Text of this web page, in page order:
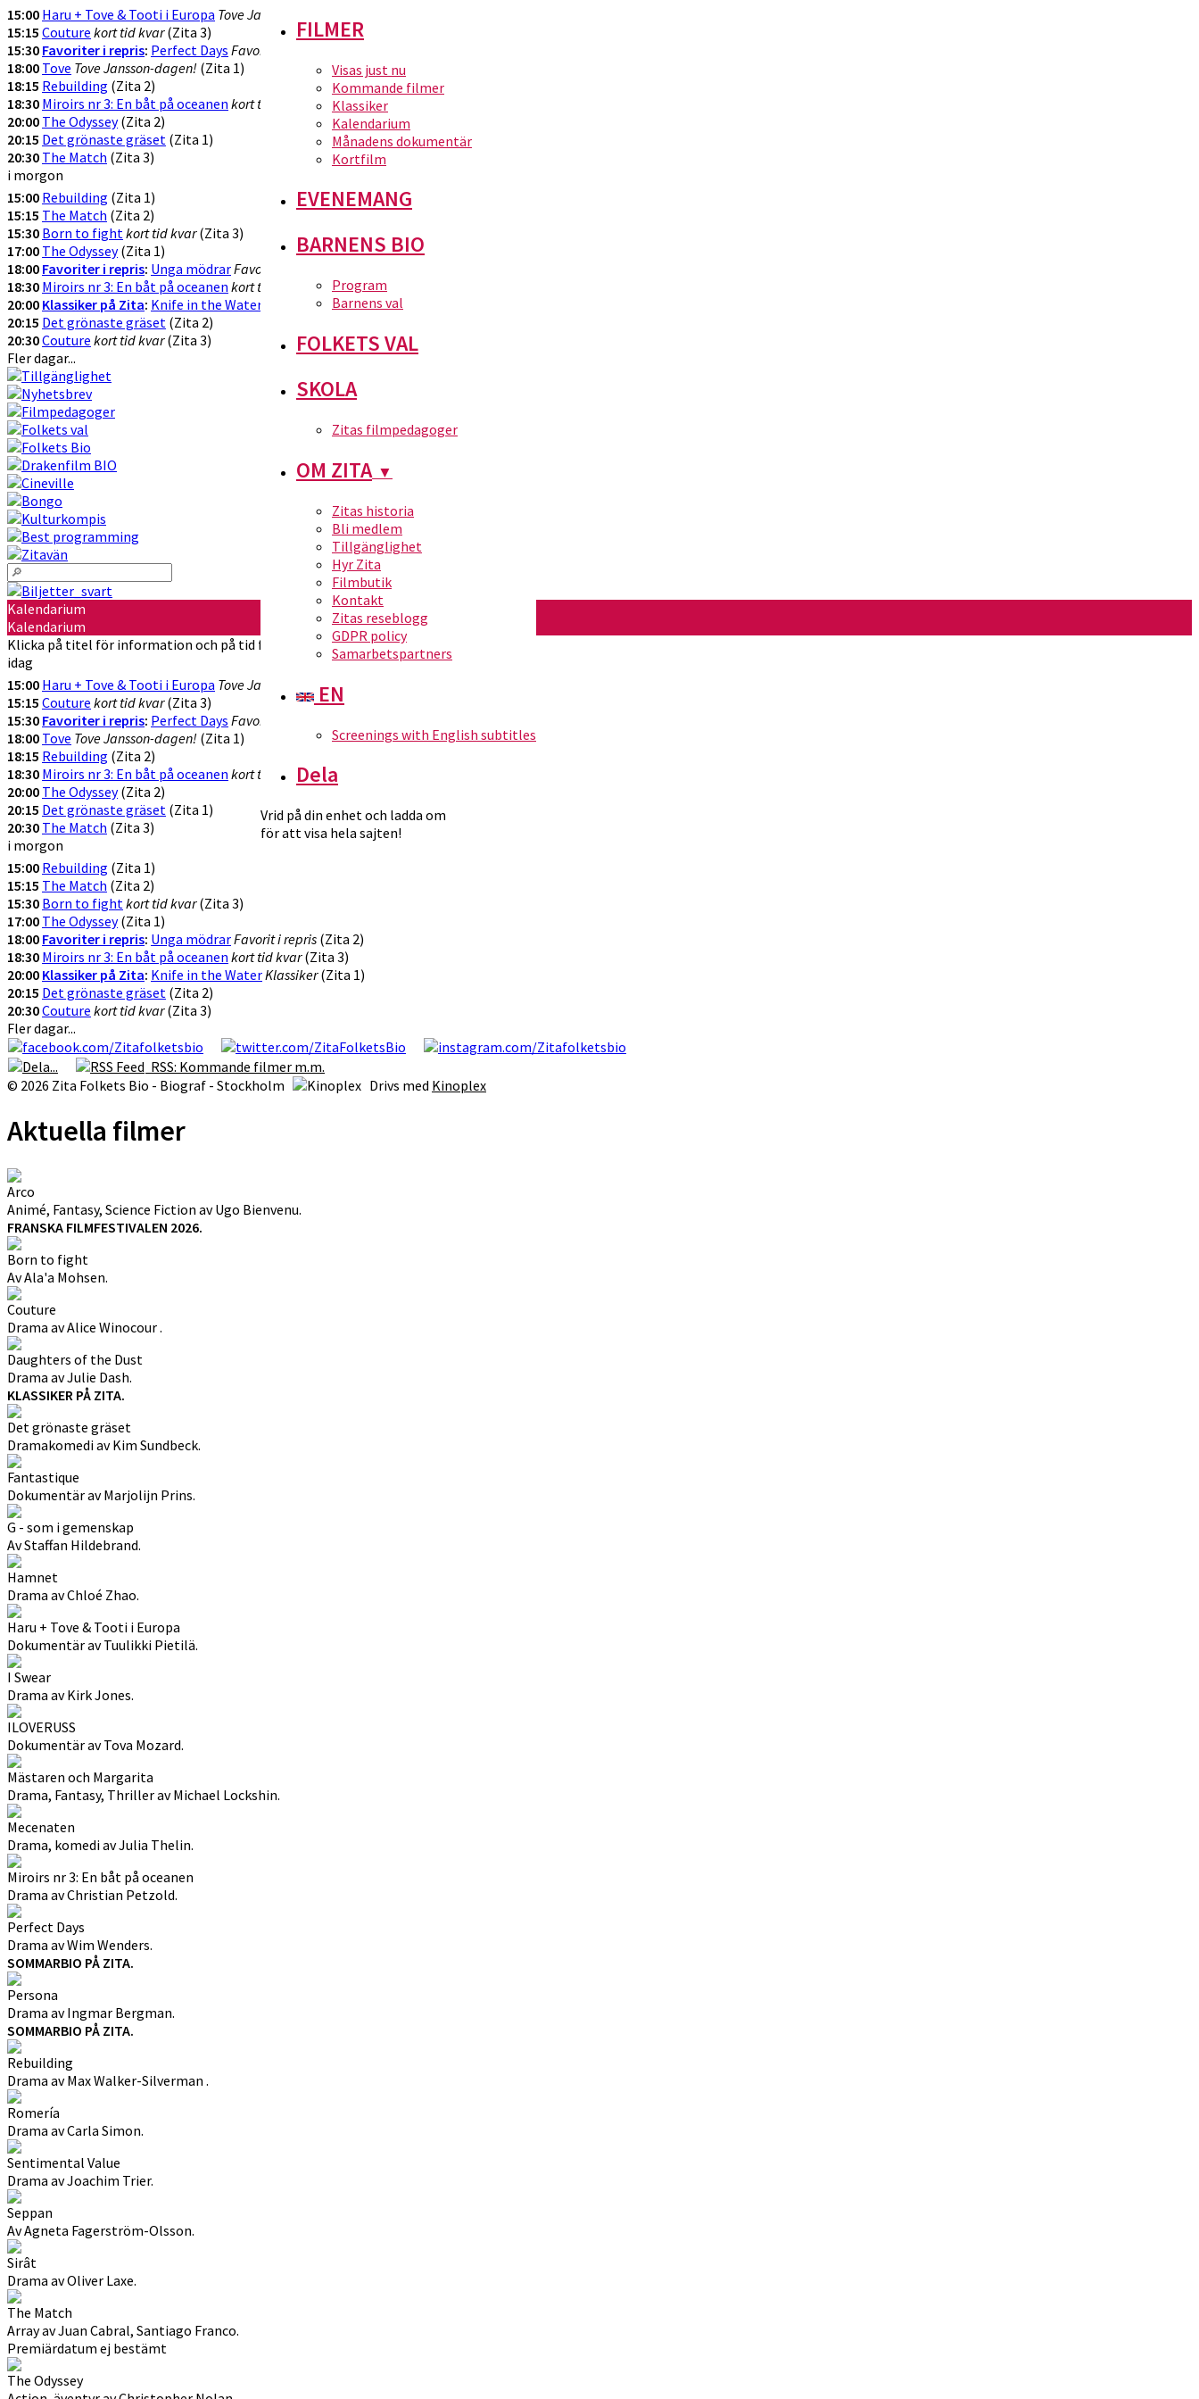
FILMER
Visas just nu
Kommande filmer
Klassiker
Kalendarium
Månadens dokumentär
Kortfilm
EVENEMANG
BARNENS BIO
Program
Barnens val
FOLKETS VAL
SKOLA
Zitas filmpedagoger
OM ZITA▼
Zitas historia
Bli medlem
Tillgänglighet
Hyr Zita
Filmbutik
Kontakt
Zitas reseblogg
GDPR policy
Samarbetspartners
EN
Screenings with English subtitles
Dela
Vrid på din enhet och ladda om
för att visa hela sajten!
15:00 Haru + Tove & Tooti i Europa Tove Jansson-dagen
15:15 Couture kort tid kvar(Zita 3)
15:30 Favoriter i repris: Perfect Days Favorit i repriis
18:00 Tove Tove Jansson-dagen! (Zita 1)
18:15 Rebuilding (Zita 2)
18:30 Miroirs nr 3: En båt på oceanen kort tid kvar
(Zita 3)
20:00 The Odyssey(Zita 2)
20:15 Det grönaste gräset (Zita 1)
20:30 The Match (Zita 3)
i morgon
15:00 Rebuilding (Zita 1)
15:15 The Match (Zita 2)
15:30 Born to fight kort tid kvar(Zita 3)
17:00 The Odyssey(Zita 1)
18:00 Favoriter i repris: Unga mödrarFavorit i repris
18:30 Miroirs nr 3: En båt på oceanen kort tid kvar
(Zita 3)
20:00 Klassiker på Zita: Knife in the Water Klassiker(Zita 1)
20:15 Det grönaste gräset (Zita 2)
20:30Couture kort tid kvar(Zita 3)
Fler dagar...
Kalendarium
Kalendarium
Klicka på titel för information och på tid för att köpa biljetter
idag
15:00 Haru + Tove & Tooti i Europa Tove Jansson-dagen (Zita 1)
15:15 Couture kort tid kvar(Zita 3)
15:30 Favoriter i repris: Perfect Days Favorit i repriis
18:00 Tove Tove Jansson-dagen! (Zita 1)
18:15 Rebuilding (Zita 2)
18:30 Miroirs nr 3: En båt på oceanen kort tid kvar(Zita 3)
20:00 The Odyssey(Zita 2)
20:15 Det grönaste gräset (Zita 1)
20:30 The Match (Zita 3)
i morgon
15:00 Rebuilding (Zita 1)
15:15 The Match (Zita 2)
15:30 Born to fight kort tid kvar(Zita 3)
17:00 The Odyssey(Zita 1)
18:00 Favoriter i repris: Unga mödrarFavorit i repris (Zita 2)
18:30 Miroirs nr 3: En båt på oceanen kort tid kvar(Zita 3)
20:00 Klassiker på Zita: Knife in the WaterKlassiker(Zita 1)
20:15 Det grönaste gräset (Zita 2)
20:30Couture kort tid kvar(Zita 3)
Fler dagar...
RSS: Kommande filmer m.m.
© 2026 Zita Folkets Bio - Biograf - Stockholm
Drivs med Kinoplex
Aktuella filmer
Arco
Animé, Fantasy, Science Fiction av Ugo Bienvenu.
FRANSKA FILMFESTIVALEN 2026.
Born to fight
Av Ala'a Mohsen.
Couture
Drama av Alice Winocour .
Daughters of the Dust
Drama av Julie Dash.
KLASSIKER PÅ ZITA.
Det grönaste gräset
Dramakomedi av Kim Sundbeck.
Fantastique
Dokumentär av Marjolijn Prins.
G - som i gemenskap
Av Staffan Hildebrand.
Hamnet
Drama av Chloé Zhao.
Haru + Tove & Tooti i Europa
Dokumentär av Tuulikki Pietilä.
I Swear
Drama av Kirk Jones.
ILOVERUSS
Dokumentär av Tova Mozard.
Mästaren och Margarita
Drama, Fantasy, Thriller av Michael Lockshin.
Mecenaten
Drama, komedi av Julia Thelin.
Miroirs nr 3: En båt på oceanen
Drama av Christian Petzold.
Perfect Days
Drama av Wim Wenders.
SOMMARBIO PÅ ZITA.
Persona
Drama av Ingmar Bergman.
SOMMARBIO PÅ ZITA.
Rebuilding
Drama av Max Walker-Silverman .
Romería
Drama av Carla Simon.
Sentimental Value
Drama av Joachim Trier.
Seppan
Av Agneta Fagerström-Olsson.
Sirât
Drama av Oliver Laxe.
The Match
Array av Juan Cabral, Santiago Franco.
Premiärdatum ej bestämt
The Odyssey